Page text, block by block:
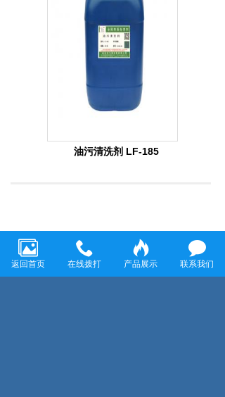
油污清洗剂 LF-185
上一页：电解除油粉 LF-116
下一页：除油防锈清洗剂 LF-182
返回首页 在线拨打 产品展示 联系我们